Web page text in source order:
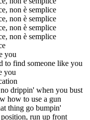
non è semplice
non è semplice
non è semplice
non è semplice
you
to find someone like you
you
drippin' when you bust
how to use a gun
thing go bumpin'
run up front